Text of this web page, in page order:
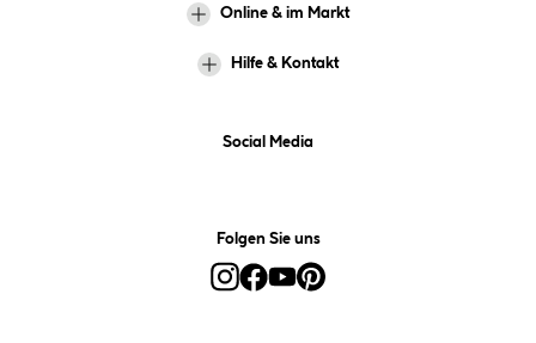
Online & im Markt
Hilfe & Kontakt
Social Media
Folgen Sie uns